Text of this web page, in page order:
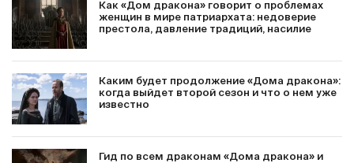
Как «Дом дракона» говорит о проблемах
женщин в мире патриархата: недоверие
престола, давление традиций, насилие
Каким будет продолжение «Дома дракона»:
когда выйдет второй сезон и что о нем уже
известно
Гид по всем драконам «Дома дракона» и